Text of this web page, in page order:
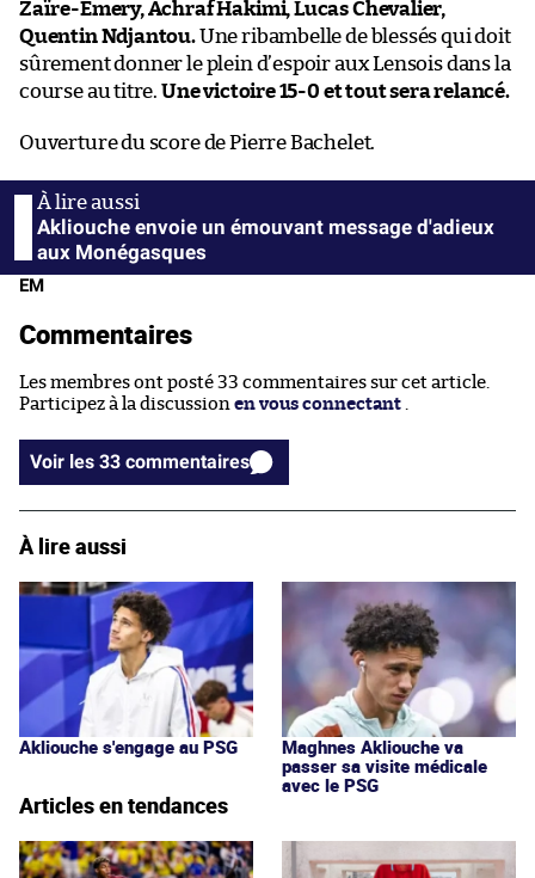
Zaïre-Emery, Achraf Hakimi, Lucas Chevalier,
Quentin Ndjantou.Une ribambelle de blessés qui doit
sûrement donner le plein d’espoir aux Lensois dans la
course au titre. Une victoire 15-0 et tout sera relancé.
Ouverture du score de Pierre Bachelet.
Akliouche envoie un émouvant message d'adieux
aux Monégasques
EM
Commentaires
Les membres ont posté 33 commentaires sur cet article.
Participez à la discussion en vous connectant
Voir les 33 commentaires
À lire aussi
Akliouche s'engage au PSG
Maghnes Akliouche va
passer sa visite médicale
avec le PSG
Articles en tendances